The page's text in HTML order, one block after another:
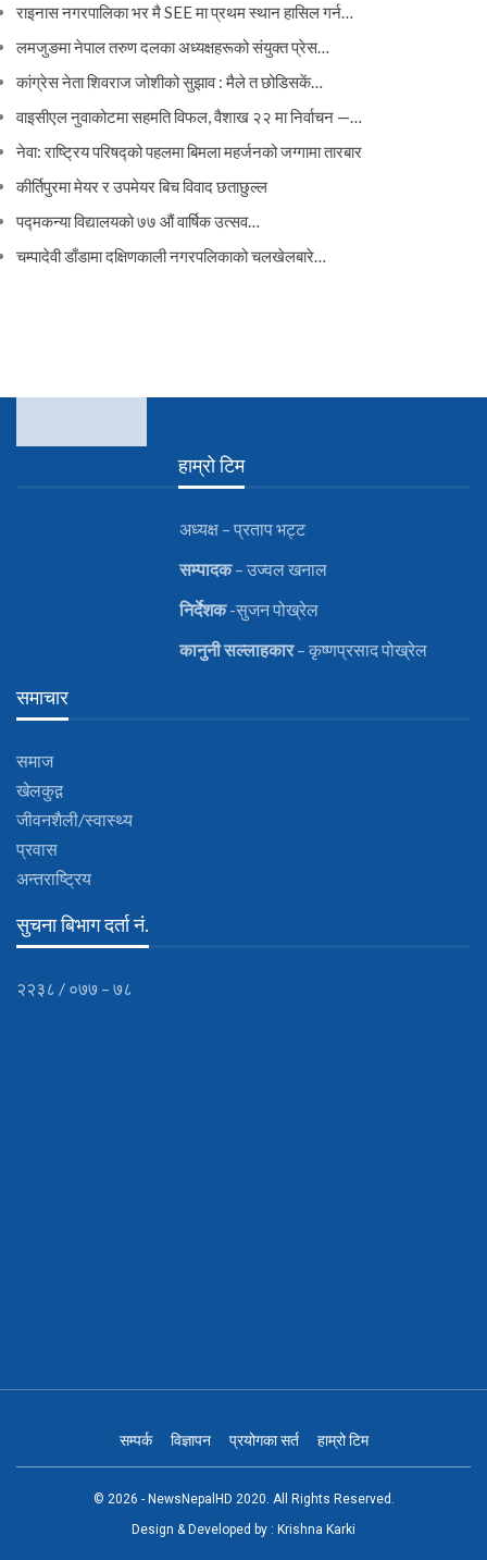
राइनास नगरपालिका भर मै SEE मा प्रथम स्थान हासिल गर्न…
लमजुङमा नेपाल तरुण दलका अध्यक्षहरूको संयुक्त प्रेस…
कांग्रेस नेता शिवराज जोशीको सुझाव : मैले त छोडिसकें…
वाइसीएल नुवाकोटमा सहमति विफल, वैशाख २२ मा निर्वाचन —…
नेवा: राष्ट्रिय परिषद्को पहलमा बिमला महर्जनको जग्गामा तारबार
कीर्तिपुरमा मेयर र उपमेयर बिच विवाद छताछुल्ल
पद्मकन्या विद्यालयको ७७ औं ‌‌वार्षिक ‌उत्सव…
चम्पादेवी डाँडामा दक्षिणकाली नगरपलिकाको चलखेलबारे…
हाम्रो टिम
अध्यक्ष – प्रताप भट्ट
सम्पादक– उज्वल खनाल
निर्देशक-सुजन पोख्रेल
कानुनीसल्लाहकार– कृष्णप्रसाद पोख्रेल
समाचार
समाज
खेलकुद़़
जीवनशैली/स्वास्थ्य
प्रवास
अन्तराष्ट्रिय
सुचना बिभाग दर्ता नं.
२२३८ / ०७७ – ७८
सम्पर्क विज्ञापन प्रयोगका सर्त हाम्रो टिम
© 2026 - NewsNepalHD 2020. All Rights Reserved.
Design & Developed by : Krishna Karki